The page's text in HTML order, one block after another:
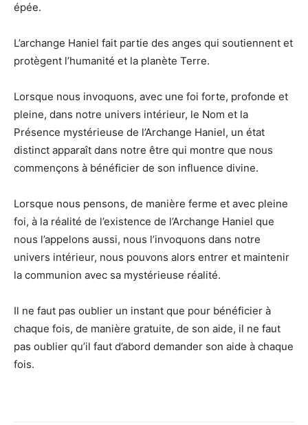
épée.
L’archange Haniel fait partie des anges qui soutiennent et
protègent l’humanité et la planète Terre.
Lorsque nous invoquons, avec une foi forte, profonde et
pleine, dans notre univers intérieur, le Nom et la
Présence mystérieuse de l’Archange Haniel, un état
distinct apparaît dans notre être qui montre que nous
commençons à bénéficier de son influence divine.
Lorsque nous pensons, de manière ferme et avec pleine
foi, à la réalité de l’existence de l’Archange Haniel que
nous l’appelons aussi, nous l’invoquons dans notre
univers intérieur, nous pouvons alors entrer et maintenir
la communion avec sa mystérieuse réalité.
Il ne faut pas oublier un instant que pour bénéficier à
chaque fois, de manière gratuite, de son aide, il ne faut
pas oublier qu’il faut d’abord demander son aide à chaque
fois.